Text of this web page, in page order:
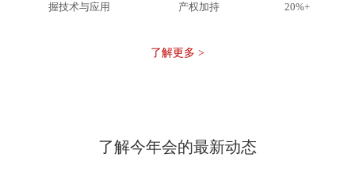
握技术与应用
产权加持
20%+
了解更多 >
了解今年会的最新动态